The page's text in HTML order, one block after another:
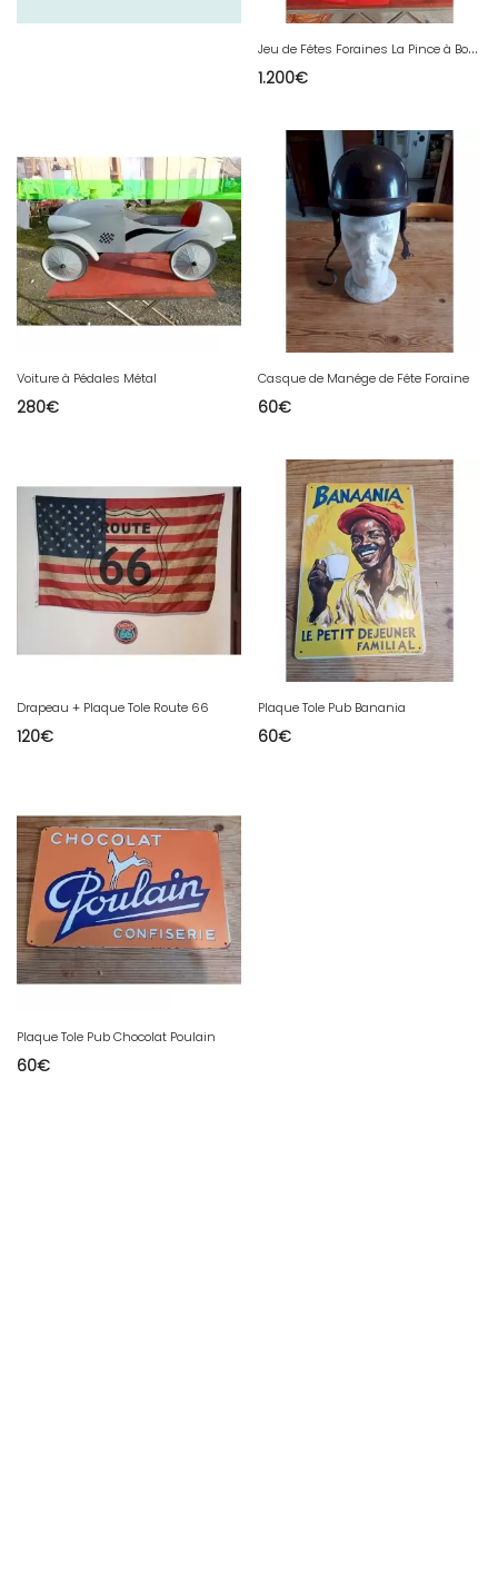
J
eu de Fétes Foraines La Pince à Boules
1.200€
Voiture à Pédales Métal
280€
Casque de Manége de Féte Foraine
60€
Drapeau + Plaque Tole Route 66
120€
Plaque Tole Pub Banania
60€
Plaque Tole Pub Chocolat Poulain
60€